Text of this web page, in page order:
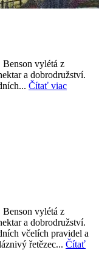
vylétá z
a dobrodružství.
Čítať viac
vylétá z
a dobrodružství.
včelích pravidel a
řetězec... Čítať